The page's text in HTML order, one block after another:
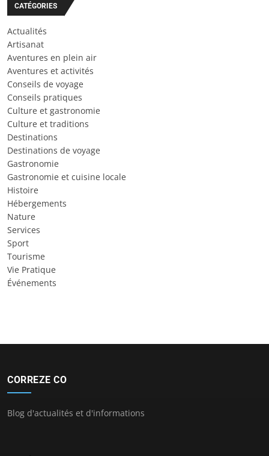
CATÉGORIES
Actualités
Artisanat
Aventures en plein air
Aventures et activités
Conseils de voyage
Conseils pratiques
Culture et gastronomie
Culture et traditions
Destinations
Destinations de voyage
Gastronomie
Gastronomie et cuisine locale
Histoire
Hébergements
Nature
Services
Sport
Tourisme
Vie Pratique
Événements
CORREZE CO
Blog d'actualités et d'informations